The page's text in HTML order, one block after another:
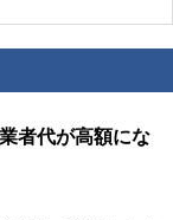
者代が高額にな